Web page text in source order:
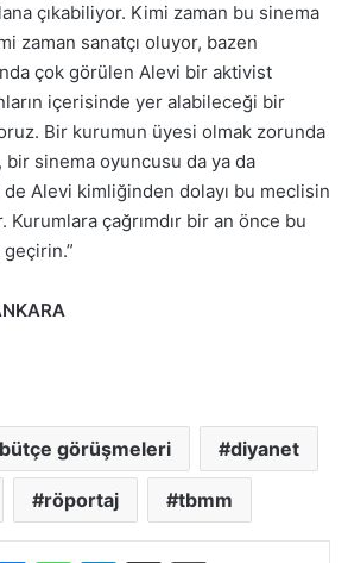
çıkabiliyor. Kimi zaman bu sinema
zaman sanatçı oluyor, bazen
çok görülen Alevi bir aktivist
içerisinde yer alabileceği bir
Bir kurumun üyesi olmak zorunda
bir sinema oyuncusu da ya da
Alevi kimliğinden dolayı bu meclisin
Kurumlara çağrımdır bir an önce bu
görüşmeleri diyanet
röportaj tbmm